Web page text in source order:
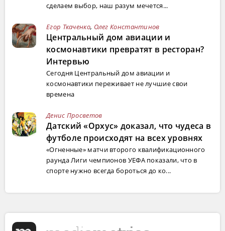
сделаем выбор, наш разум мечется...
Егор Ткаченко, Олег Константинов
Центральный дом авиации и
космонавтики превратят в ресторан?
Интервью
Сегодня Центральный дом авиации и
космонавтики переживает не лучшие свои
времена
Денис Просветов
Датский «Орхус» доказал, что чудеса в
футболе происходят на всех уровнях
«Огненные» матчи второго квалификационного
раунда Лиги чемпионов УЕФА показали, что в
спорте нужно всегда бороться до ко...